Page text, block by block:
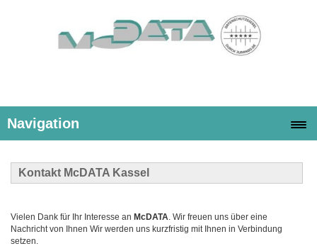
Navigation
Kontakt McDATA Kassel
Vielen Dank für Ihr Interesse an McDATA. Wir freuen uns über eine
Nachricht von Ihnen Wir werden uns kurzfristig mit Ihnen in Verbindung
setzen.